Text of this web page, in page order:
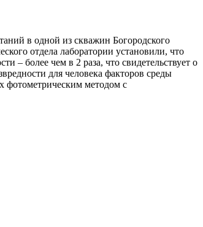
в одной из скважин Богородского
отдела лаборатории установили, что
– более чем в 2 раза, что свидетельствует о
для человека факторов среды
фотометрическим методом с